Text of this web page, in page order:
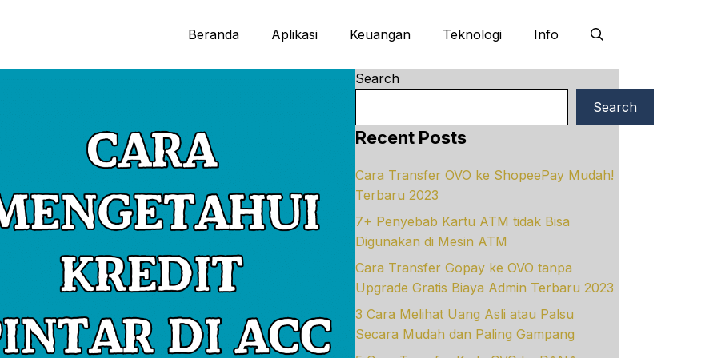
Beranda Aplikasi Keuangan Teknologi Info
Search
Search
Recent Posts
Cara Transfer OVO ke ShopeePay Mudah!
Terbaru 2023
7+ Penyebab Kartu ATM tidak Bisa
Digunakan di Mesin ATM
Cara Transfer Gopay ke OVO tanpa
Upgrade Gratis Biaya Admin Terbaru 2023
3 Cara Melihat Uang Asli atau Palsu
Secara Mudah dan Paling Gampang